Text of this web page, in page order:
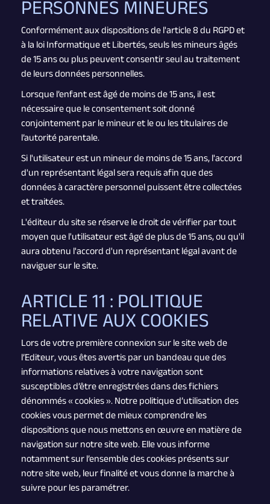
PERSONNES MINEURES
Conformément aux dispositions de l'article 8 du RGPD et
à la loi Informatique et Libertés, seuls les mineurs âgés
de 15 ans ou plus peuvent consentir seul au traitement
de leurs données personnelles.
Lorsque l’enfant est âgé de moins de 15 ans, il est
nécessaire que le consentement soit donné
conjointement par le mineur et le ou les titulaires de
l’autorité parentale.
Si l'utilisateur est un mineur de moins de 15 ans, l'accord
d'un représentant légal sera requis afin que des
données à caractère personnel puissent être collectées
et traitées.
L'éditeur du site se réserve le droit de vérifier par tout
moyen que l'utilisateur est âgé de plus de 15 ans, ou qu'il
aura obtenu l'accord d'un représentant légal avant de
naviguer sur le site.
ARTICLE 11 : POLITIQUE
RELATIVE AUX COOKIES
Lors de votre première connexion sur le site web de
l’Editeur, vous êtes avertis par un bandeau que des
informations relatives à votre navigation sont
susceptibles d’être enregistrées dans des fichiers
dénommés « cookies ». Notre politique d’utilisation des
cookies vous permet de mieux comprendre les
dispositions que nous mettons en œuvre en matière de
navigation sur notre site web. Elle vous informe
notamment sur l’ensemble des cookies présents sur
notre site web, leur finalité et vous donne la marche à
suivre pour les paramétrer.